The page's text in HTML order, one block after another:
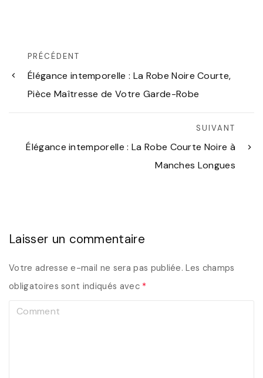
PRÉCÉDENT
Élégance intemporelle : La Robe Noire Courte,
Pièce Maîtresse de Votre Garde-Robe
SUIVANT
Élégance intemporelle : La Robe Courte Noire à
Manches Longues
Laisser un commentaire
Votre adresse e-mail ne sera pas publiée. Les champs
obligatoires sont indiqués avec *